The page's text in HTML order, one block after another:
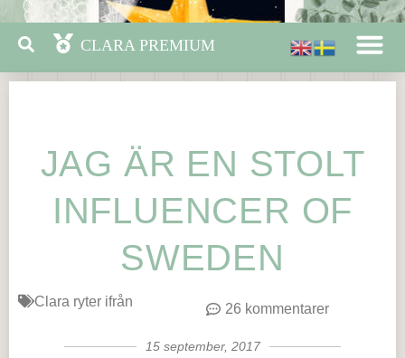
JAG ÄR EN STOLT
INFLUENCER OF
SWEDEN
Clara ryter ifrån 26 kommentarer
15 september, 2017